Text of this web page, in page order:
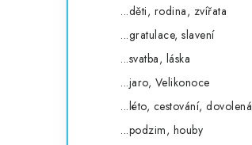
...děti, rodina, zvířata
...gratulace, slavení
...svatba, láska
...jaro, Velikonoce
...léto, cestování, dovolená
...podzim, houby